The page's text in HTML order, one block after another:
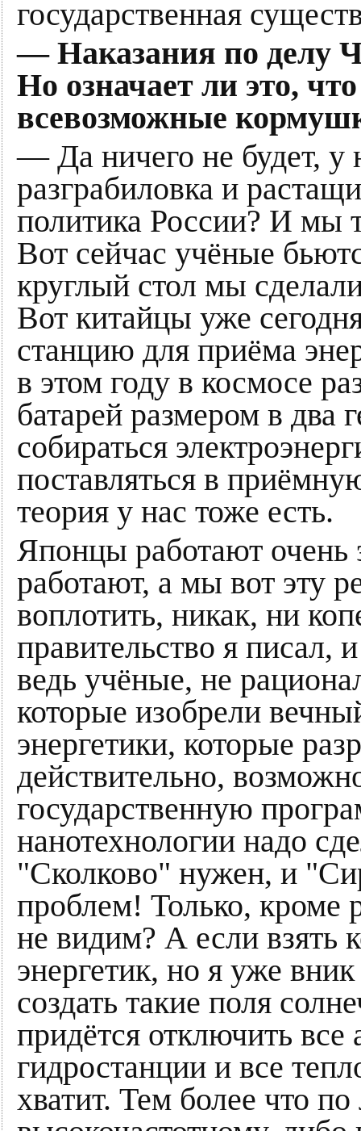
государственная
— Наказания по делу
Но означает ли это,
всевозможные
— Да ничего не будет, у
разграбиловка и
политика России? И мы
Вот сейчас учёные
круглый стол мы
Вот китайцы уже
станцию для приёма
в этом году в космосе
батарей размером в два
собираться
поставляться в
теория у нас тоже есть.
Японцы работают
работают, а мы вот эту
воплотить, никак, ни
правительство я писал,
ведь учёные, не
которые изобрели
энергетики, которые
действительно,
государственную
нанотехнологии надо
"Сколково" нужен, и
проблем! Только, кроме
не видим? А если взять
энергетик, но я уже
создать такие поля
придётся отключить все
гидростанции и все
хватит. Тем более что